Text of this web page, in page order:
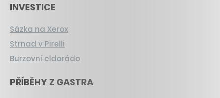
INVESTICE
Sázka na Xerox
Strnad v Pirelli
Burzovní eldorádo
PŘÍBĚHY Z GASTRA